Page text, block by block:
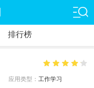
排行榜
应用类型： 工作学习